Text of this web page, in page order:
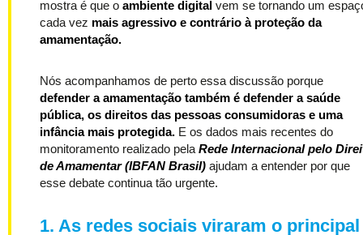
mostra é que o ambiente digital vem se tornando um
cada vez mais agressivo e contrário à proteção da
amamentação.
Nós acompanhamos de perto essa discussão porque
defender a amamentação também é defender a saúde
pública, os direitos das pessoas consumidoras e uma
infância mais protegida. E os dados mais recentes do
monitoramento realizado pela Rede Internacional pelo
de Amamentar (IBFAN Brasil) ajudam a entender por que
esse debate continua tão urgente.
1. As redes sociais viraram o principal